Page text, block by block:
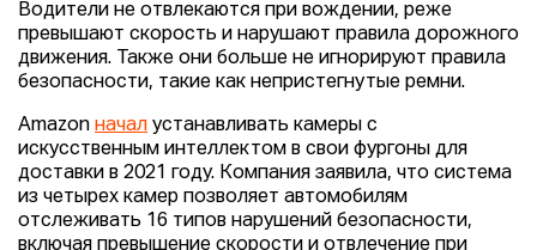
Водители не отвлекаются при вождении, реже
превышают скорость и нарушают правила дорожного
движения. Также они больше не игнорируют правила
безопасности, такие как непристегнутые ремни.
Amazon начал устанавливать камеры с
искусственным интеллектом в свои фургоны для
доставки в 2021 году. Компания заявила, что система
из четырех камер позволяет автомобилям
отслеживать 16 типов нарушений безопасности,
включая превышение скорости и отвлечение при